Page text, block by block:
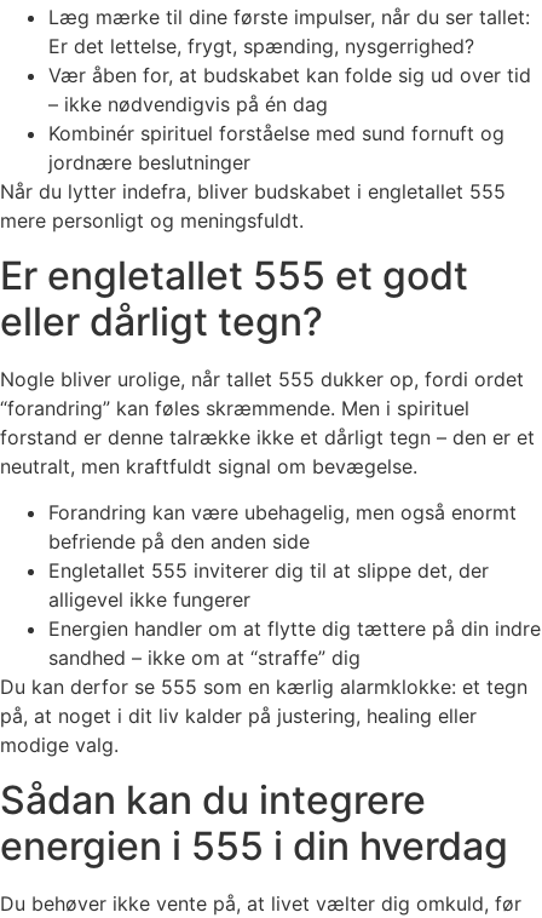
Læg mærke til dine første impulser, når du ser tallet:
Er det lettelse, frygt, spænding, nysgerrighed?
Vær åben for, at budskabet kan folde sig ud over tid
– ikke nødvendigvis på én dag
Kombinér spirituel forståelse med sund fornuft og
jordnære beslutninger
Når du lytter indefra, bliver budskabet i engletallet 555
mere personligt og meningsfuldt.
Er engletallet 555 et godt
eller dårligt tegn?
Nogle bliver urolige, når tallet 555 dukker op, fordi ordet
“forandring” kan føles skræmmende. Men i spirituel
forstand er denne talrække ikke et dårligt tegn – den er et
neutralt, men kraftfuldt signal om bevægelse.
Forandring kan være ubehagelig, men også enormt
befriende på den anden side
Engletallet 555 inviterer dig til at slippe det, der
alligevel ikke fungerer
Energien handler om at flytte dig tættere på din indre
sandhed – ikke om at “straffe” dig
Du kan derfor se 555 som en kærlig alarmklokke: et tegn
på, at noget i dit liv kalder på justering, healing eller
modige valg.
Sådan kan du integrere
energien i 555 i din hverdag
Du behøver ikke vente på, at livet vælter dig omkuld, før